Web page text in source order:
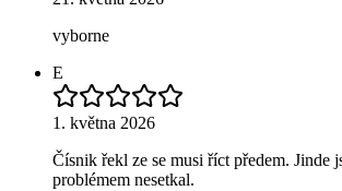
vyborne
E
1. května 2026
Čísnik řekl ze se musi říct předem. Jinde
problémem nesetkal.